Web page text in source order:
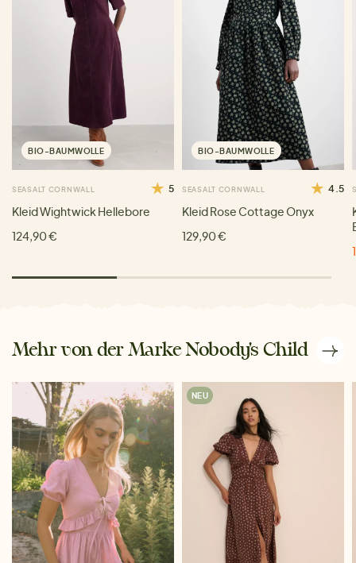
BIO-BAUMWOLLE
SEASALT CORNWALL 5
Kleid Wightwick Hellebore
124,90 €
BIO-BAUMWOLLE
SEASALT CORNWALL 4.5
Kleid Rose Cottage Onyx
129,90 €
Mehr von der Marke Nobody's Child
NEU